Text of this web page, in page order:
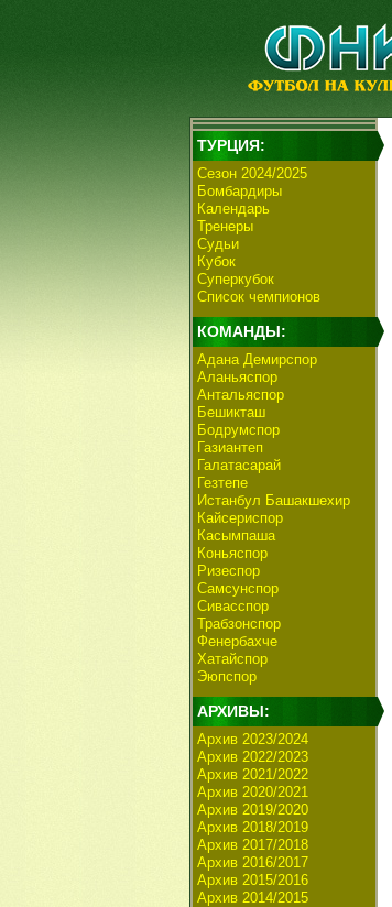
ТУРЦИЯ:
Сезон 2024/2025
Бомбардиры
Календарь
Тренеры
Судьи
Кубок
Суперкубок
Список чемпионов
КОМАНДЫ:
Адана Демирспор
Аланьяспор
Антальяспор
Бешикташ
Бодрумспор
Газиантеп
Галатасарай
Гезтепе
Истанбул Башакшехир
Кайсериспор
Касымпаша
Коньяспор
Ризеспор
Самсунспор
Сивасспор
Трабзонспор
Фенербахче
Хатайспор
Эюпспор
АРХИВЫ:
Архив 2023/2024
Архив 2022/2023
Архив 2021/2022
Архив 2020/2021
Архив 2019/2020
Архив 2018/2019
Архив 2017/2018
Архив 2016/2017
Архив 2015/2016
Архив 2014/2015